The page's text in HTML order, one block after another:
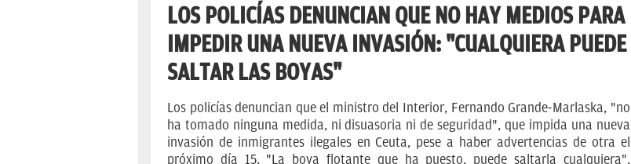
LOS POLICÍAS DENUNCIAN QUE NO HAY MEDIOS PARA
IMPEDIR UNA NUEVA INVASIÓN: "CUALQUIERA PUEDE
SALTAR LAS BOYAS"
Los policías denuncian que el ministro del Interior, Fernando Grande-Marlaska, "no
ha tomado ninguna medida, ni disuasoria ni de seguridad", que impida una nueva
invasión de inmigrantes ilegales en Ceuta, pese a haber advertencias de otra el
próximo día 15. "La boya flotante que ha puesto, puede saltarla cualquiera",